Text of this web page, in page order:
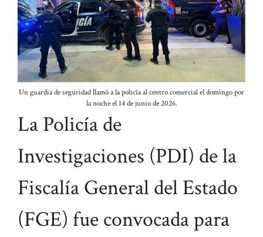
Un guardia de seguridad llamó a la policía al centro comercial el domingo por
la noche el 14 de junio de 2026.
La Policía de
Investigaciones (PDI) de la
Fiscalía General del Estado
(FGE) fue convocada para